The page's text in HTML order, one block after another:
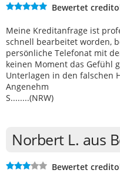
Bewertet
Meine Kreditanfrage ist
schnell bearbeitet worden,
persönliche Telefonat mit
keinen Moment das Gefühl
Unterlagen in den falschen
Angenehm
S........(NRW)
Norbert L. aus
Bewertet